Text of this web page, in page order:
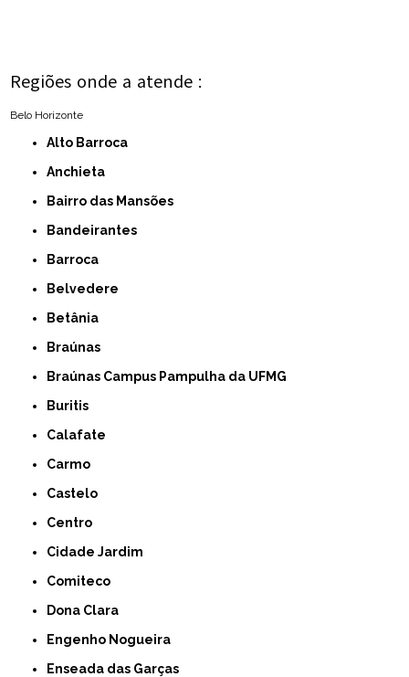
Regiões onde a atende :
Belo Horizonte
Alto Barroca
Anchieta
Bairro das Mansões
Bandeirantes
Barroca
Belvedere
Betânia
Braúnas
Braúnas Campus Pampulha da UFMG
Buritis
Calafate
Carmo
Castelo
Centro
Cidade Jardim
Comiteco
Dona Clara
Engenho Nogueira
Enseada das Garças